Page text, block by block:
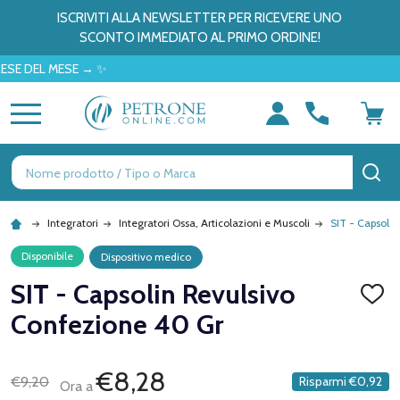
ISCRIVITI ALLA NEWSLETTER PER RICEVERE UNO
SCONTO IMMEDIATO AL PRIMO ORDINE!
MESE → ✨
Ricerca
Integratori Integratori Ossa, Articolazioni e Muscoli SIT -
Disponibile Dispositivo medico
SIT - Capsolin Revulsivo
Confezione 40 Gr
€9,20
Ora a€8,28 Risparmi €0,92